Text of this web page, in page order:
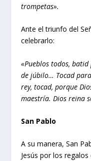
trompetas».
Ante el triunfo del
celebrarlo:
«Pueblos todos,
de júbilo… Tocad
rey, tocad, porque
maestría. Dios reina
San Pablo
A su manera, San
Jesús por los regalos